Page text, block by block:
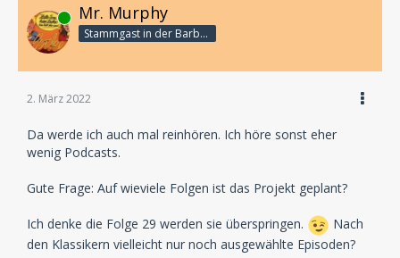
Der „Die drei ???“-Podcast „Haschimitenfürst – Der
Bobcast“ mit Andreas Fröhlich und Kai Schwind
erscheint erstmalig am Montag, dem 28. Februar, und
dann alle zwei Wochen überall, wo es Podcasts gibt.
Über Andreas Fröhlich
drei ???“-Detektivs Bob Andrews. Bereits 1972
entdeckte man den gebürtigen Berliner im Kinderchor
Kindersprecher ein. Mittlerweile hat Andreas Fröhlich
in über 500 Hörspielen mitgewirkt. Im Kino hört man
ihn regelmäßig als Synchronstimme von Edward
Norton, John Cusack oder als Gollum. Andreas Fröhlich
Online Mr. Murphy
Stammgast in der Barbarabar
2. März 2022
Da werde ich auch mal reinhören. Ich höre sonst eher
wenig Podcasts.
Gute Frage: Auf wieviele Folgen ist das Projekt geplant?
Ich denke die Folge 29 werden sie überspringen.
Nach
den Klassikern vielleicht nur noch ausgewählte Episoden?